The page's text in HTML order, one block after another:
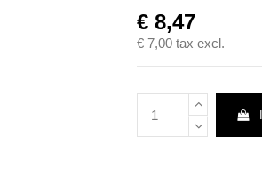
€ 8,47
€ 7,00 tax excl.